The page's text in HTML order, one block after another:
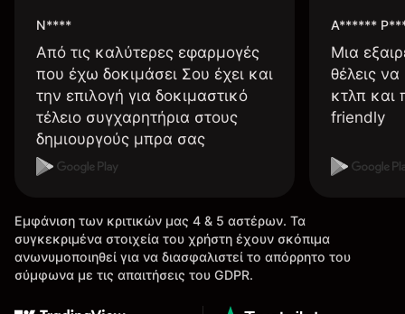
N****
Από τις καλύτερες εφαρμογές
που έχω δοκιμάσει Σου έχει και
την επιλογή για δοκιμαστικό
τέλειο συγχαρητήρια στους
δημιουργούς μπρα σας
A******
Μια
θέλεις
κτλπ και
friendly
Εμφάνιση των κριτικών μας 4 & 5 αστέρων. Τα
συγκεκριμένα στοιχεία του χρήστη έχουν σκόπιμα
ανωνυμοποιηθεί για να διασφαλιστεί το απόρρητο του
σύμφωνα με τις απαιτήσεις του GDPR.